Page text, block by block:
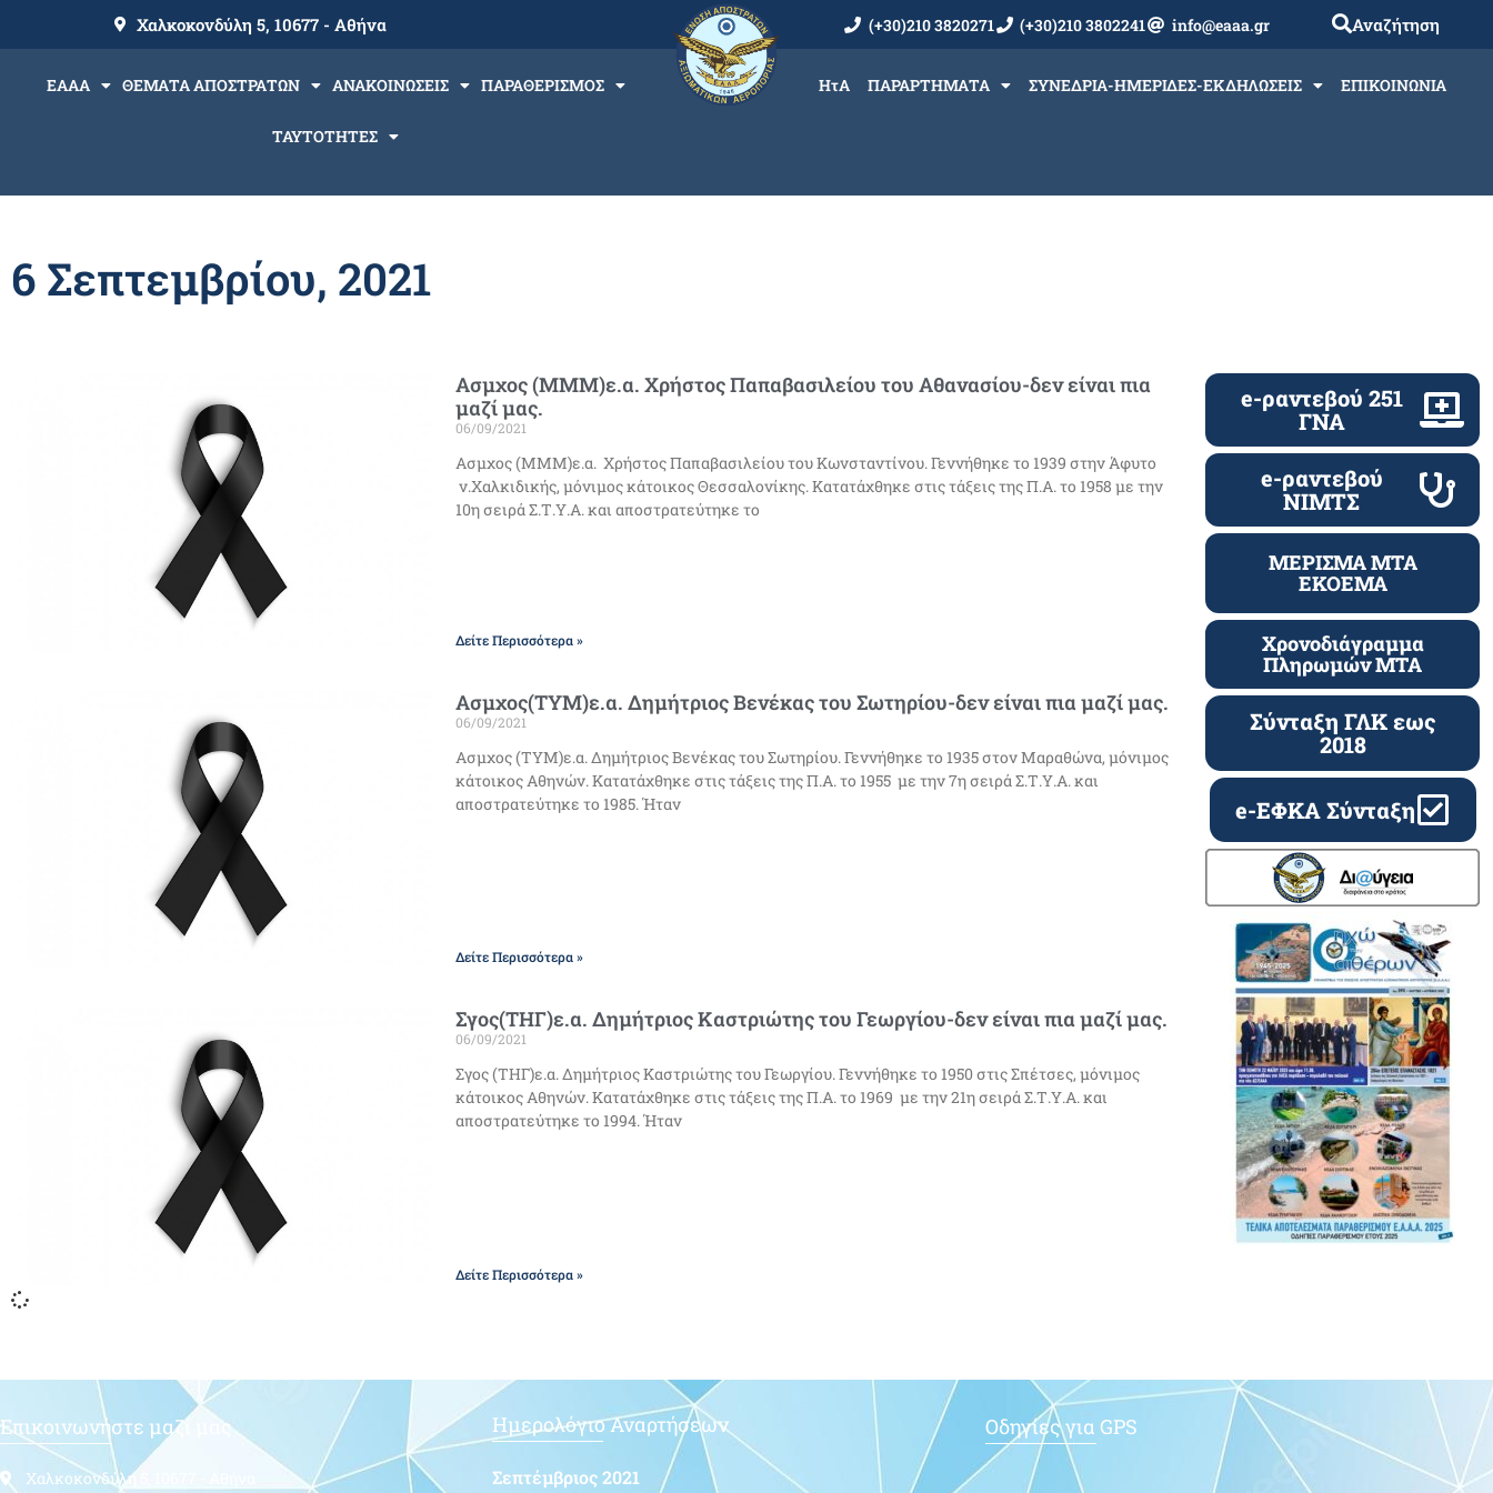
Χαλκοκονδύλη 5, 10677 - Αθήνα (+30)210 3820271 (+30)210 3802241 info@eaaa.gr Αναζήτηση
ΕΑΑΑ ΘΕΜΑΤΑ ΑΠΟΣΤΡΑΤΩΝ ΑΝΑΚΟΙΝΩΣΕΙΣ ΠΑΡΑΘΕΡΙΣΜΟΣ
ΤΑΥΤΟΤΗΤΕΣ
ΗτΑ ΠΑΡΑΡΤΗΜΑΤΑ ΣΥΝΕΔΡΙΑ-ΗΜΕΡΙΔΕΣ-ΕΚΔΗΛΩΣΕΙΣ ΕΠΙΚΟΙΝΩΝΙΑ
6 Σεπτεμβρίου, 2021
Ασμχος (ΜΜΜ)ε.α. Χρήστος Παπαβασιλείου του Αθανασίου-δεν είναι πια
μαζί μας.
06/09/2021
Ασμχος (ΜΜΜ)ε.α. Χρήστος Παπαβασιλείου του Κωνσταντίνου. Γεννήθηκε το 1939 στην Άφυτο
ν.Χαλκιδικής, μόνιμος κάτοικος Θεσσαλονίκης. Κατατάχθηκε στις τάξεις της Π.Α. το 1958 με την
10η σειρά Σ.Τ.Υ.Α. και αποστρατεύτηκε το
Δείτε Περισσότερα »
Ασμχος(ΤΥΜ)ε.α. Δημήτριος Βενέκας του Σωτηρίου-δεν είναι πια μαζί μας.
06/09/2021
Ασμχος (ΤΥΜ)ε.α. Δημήτριος Βενέκας του Σωτηρίου. Γεννήθηκε το 1935 στον Μαραθώνα, μόνιμος
κάτοικος Αθηνών. Κατατάχθηκε στις τάξεις της Π.Α. το 1955 με την 7η σειρά Σ.Τ.Υ.Α. και
αποστρατεύτηκε το 1985. Ήταν
Δείτε Περισσότερα »
Σγος(ΤΗΓ)ε.α. Δημήτριος Καστριώτης του Γεωργίου-δεν είναι πια μαζί μας.
06/09/2021
Σγος (ΤΗΓ)ε.α. Δημήτριος Καστριώτης του Γεωργίου. Γεννήθηκε το 1950 στις Σπέτσες, μόνιμος
κάτοικος Αθηνών. Κατατάχθηκε στις τάξεις της Π.Α. το 1969 με την 21η σειρά Σ.Τ.Υ.Α. και
αποστρατεύτηκε το 1994. Ήταν
Δείτε Περισσότερα »
e-ραντεβού 251
ΓΝΑ
e-ραντεβού
ΝΙΜΤΣ
ΜΕΡΙΣΜΑ ΜΤΑ
ΕΚΟΕΜΑ
Χρονοδιάγραμμα
Πληρωμών ΜΤΑ
Σύνταξη ΓΛΚ εως
2018
e-ΕΦΚΑ Σύνταξη
Επικοινωνήστε μαζί μας
Χαλκοκονδύλη 5, 10677 - Αθήνα
Ημερολόγιο Αναρτήσεων
Σεπτέμβριος 2021
Οδηγίες για GPS